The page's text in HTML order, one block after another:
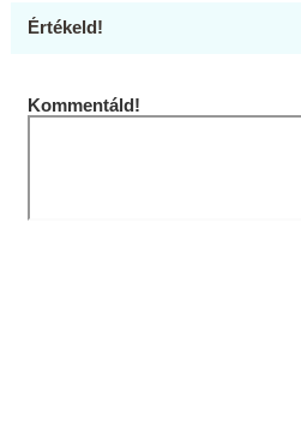
Értékeld!
Kommentáld!